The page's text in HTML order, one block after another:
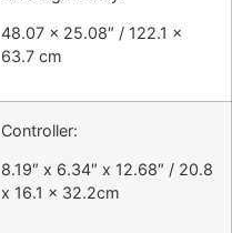
48.07 x 25.08″ / 122.1 x
63.7 cm
Controller:
8.19″ x 6.34″ x 12.68″ / 20.8
x 16.1 x 32.2cm